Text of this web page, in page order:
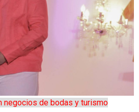
negocios de bodas y turismo